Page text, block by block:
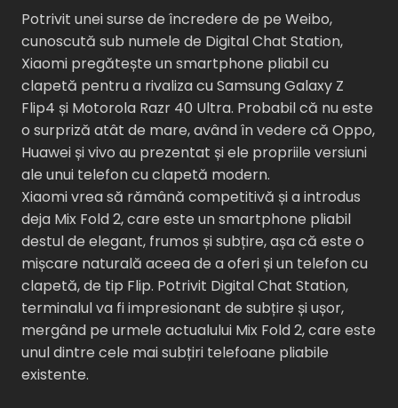
Potrivit unei surse de încredere de pe Weibo,
cunoscută sub numele de Digital Chat Station,
Xiaomi pregătește un smartphone pliabil cu
clapetă pentru a rivaliza cu Samsung Galaxy Z
Flip4 și Motorola Razr 40 Ultra. Probabil că nu este
o surpriză atât de mare, având în vedere că Oppo,
Huawei și vivo au prezentat și ele propriile versiuni
ale unui telefon cu clapetă modern.
Xiaomi vrea să rămână competitivă și a introdus
deja Mix Fold 2, care este un smartphone pliabil
destul de elegant, frumos și subțire, așa că este o
mișcare naturală aceea de a oferi și un telefon cu
clapetă, de tip Flip. Potrivit Digital Chat Station,
terminalul va fi impresionant de subțire și ușor,
mergând pe urmele actualului Mix Fold 2, care este
unul dintre cele mai subțiri telefoane pliabile
existente.